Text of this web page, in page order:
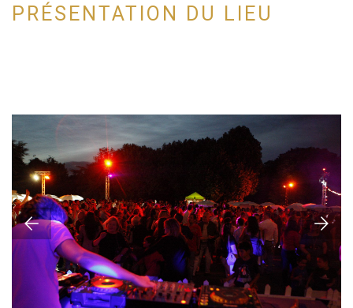
PRÉSENTATION DU LIEU